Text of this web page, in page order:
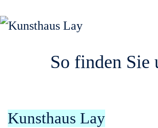
So finden Sie
Kunsthaus Lay